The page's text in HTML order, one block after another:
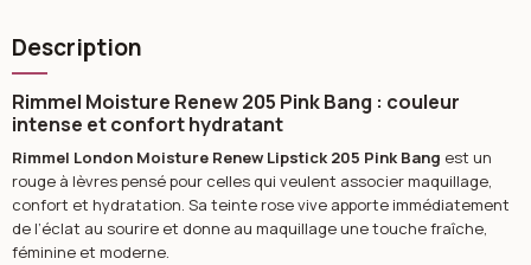
Description
Rimmel Moisture Renew 205 Pink Bang : couleur
intense et confort hydratant
Rimmel London Moisture Renew Lipstick 205 Pink Bang est un
rouge à lèvres pensé pour celles qui veulent associer maquillage,
confort et hydratation. Sa teinte rose vive apporte immédiatement
de l’éclat au sourire et donne au maquillage une touche fraîche,
féminine et moderne.